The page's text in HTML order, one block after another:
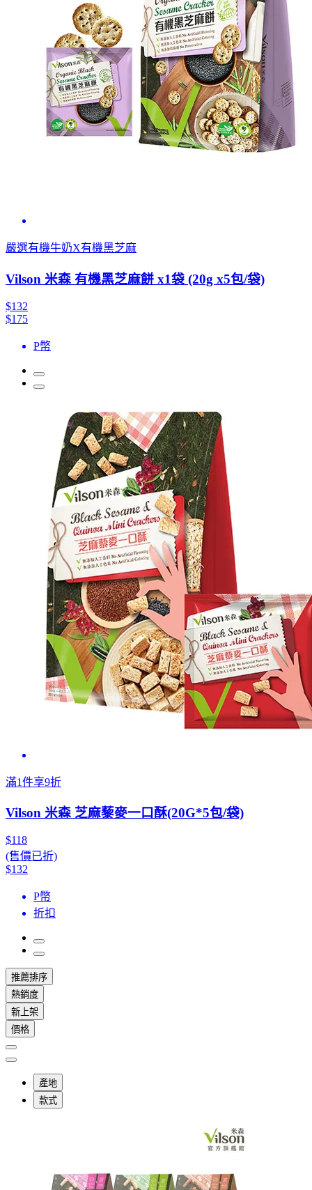
嚴選有機牛奶X有機黑芝麻
Vilson 米森 有機黑芝麻餅 x1袋 (20g x5包/袋)
$132
$175
P幣
滿1件享9折
Vilson 米森 芝麻藜麥一口酥(20G*5包/袋)
$118
(售價已折)
$132
P幣
折扣
推薦排序
熱銷度
新上架
價格
產地
款式